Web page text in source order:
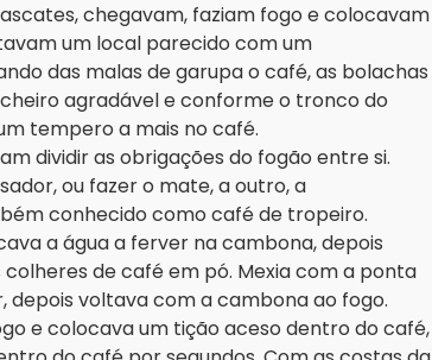
chegavam, faziam fogo e colocavam
um local parecido com um
das malas de garupa o café, as bolachas
agradável e conforme o tronco do
tempero a mais no café.
dividir as obrigações do fogão entre si.
ou fazer o mate, a outro, a
conhecido como café de tropeiro.
a água a ferver na cambona, depois
de café em pó. Mexia com a ponta
depois voltava com a cambona ao fogo.
e colocava um tição aceso dentro do café,